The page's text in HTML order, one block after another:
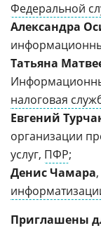
Федеральной
Александра
Татьяна
налоговая
Евгений
организации
услуг, ПФР;
Денис Чамара
Приглашены